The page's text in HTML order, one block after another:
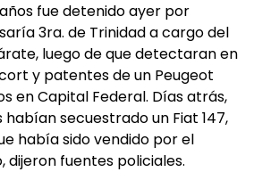
fue detenido ayer por
3ra. de Trinidad a cargo del
luego de que detectaran en
y patentes de un Peugeot
en Capital Federal. Días atrás,
secuestrado un Fiat 147,
había sido vendido por el
dijeron fuentes policiales.